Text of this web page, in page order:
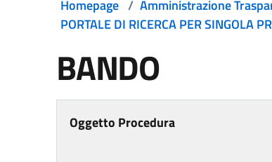
Homepage / Amministrazione
PORTALE DI RICERCA PER SINGOLA
BANDO
Oggetto Procedura